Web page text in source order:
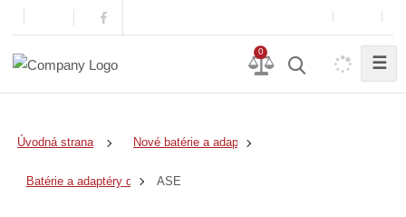
0
☰
Úvodná strana Nové batérie a adaptéry
Batérie a adaptéry do notebookov
ASE